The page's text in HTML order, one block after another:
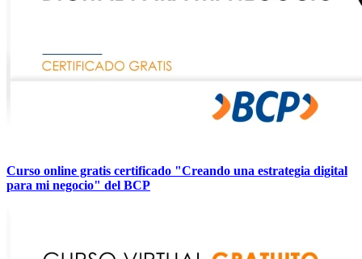
Curso online gratis certificado "Creando una estrategia digital
para mi negocio" del BCP